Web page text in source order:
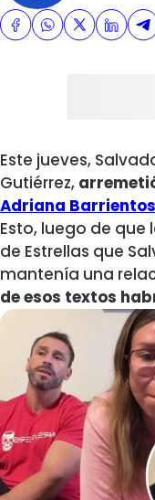
Este jueves,
Gutiérrez,
Adriana Barrientos
Esto, luego de
de Estrellas que
mantenía una
de esos textos